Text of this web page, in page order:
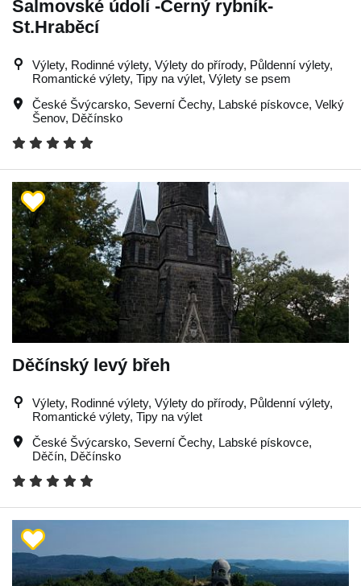
Salmovské údolí -Černý rybník-
St.Hraběcí
Výlety, Rodinné výlety, Výlety do přírody, Půldenní výlety,
Romantické výlety, Tipy na výlet, Výlety se psem
České Švýcarsko, Severní Čechy, Labské pískovce, Velký
Šenov, Děčínsko
Děčínský levý břeh
Výlety, Rodinné výlety, Výlety do přírody, Půldenní výlety,
Romantické výlety, Tipy na výlet
České Švýcarsko, Severní Čechy, Labské pískovce,
Děčín, Děčínsko